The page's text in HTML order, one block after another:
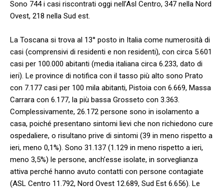
Sono 744 i casi riscontrati oggi nell’Asl Centro, 347 nella Nord
Ovest, 218 nella Sud est.
La Toscana si trova al 13° posto in Italia come numerosità di
casi (comprensivi di residenti e non residenti), con circa 5.601
casi per 100.000 abitanti (media italiana circa 6.233, dato di
ieri). Le province di notifica con il tasso più alto sono Prato
con 7.177 casi per 100 mila abitanti, Pistoia con 6.669, Massa
Carrara con 6.177, la più bassa Grosseto con 3.363.
Complessivamente, 26.172 persone sono in isolamento a
casa, poiché presentano sintomi lievi che non richiedono cure
ospedaliere, o risultano prive di sintomi (39 in meno rispetto a
ieri, meno 0,1%). Sono 31.137 (1.129 in meno rispetto a ieri,
meno 3,5%) le persone, anch’esse isolate, in sorveglianza
attiva perché hanno avuto contatti con persone contagiate
(ASL Centro 11.792, Nord Ovest 12.689, Sud Est 6.656). Le